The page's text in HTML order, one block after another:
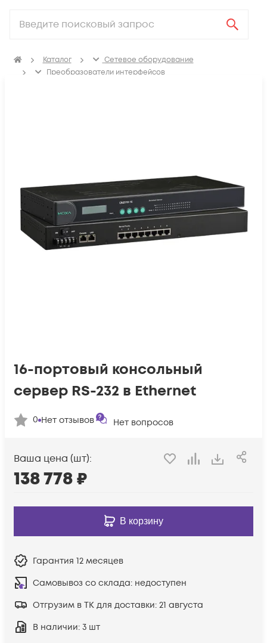
Каталог
Сетевое оборудование
Преобразователи интерфейсов
16-портовый консольный
сервер RS-232 в Ethernet
0 Нет отзывов Нет вопросов
Ваша цена (шт):
138 778₽
В корзину
Гарантия 12 месяцев
Самовывоз со склада: недоступен
Отгрузим в ТК для доставки: 21 августа
В наличии: 3 шт